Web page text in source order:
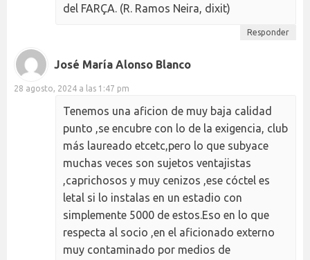
del FARÇA. (R. Ramos Neira, dixit)
Responder
José María Alonso Blanco
28 agosto, 2024 a las 1:47 pm
Tenemos una aficion de muy baja calidad
punto ,se encubre con lo de la exigencia, club
más laureado etcetc,pero lo que subyace
muchas veces son sujetos ventajistas
,caprichosos y muy cenizos ,ese cóctel es
letal si lo instalas en un estadio con
simplemente 5000 de estos.Eso en lo que
respecta al socio ,en el aficionado externo
muy contaminado por medios de